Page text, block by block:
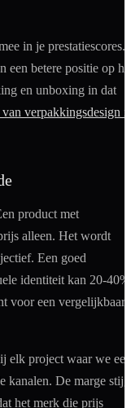
in je prestatiescores.
een betere positie op
en unboxing in dat
verpakkingsdesign
product met
alleen. Het wordt
Een goed
identiteit kan 20-40%
voor een vergelijkbaar
elk project waar we een
kanalen. De marge
het merk die prijs